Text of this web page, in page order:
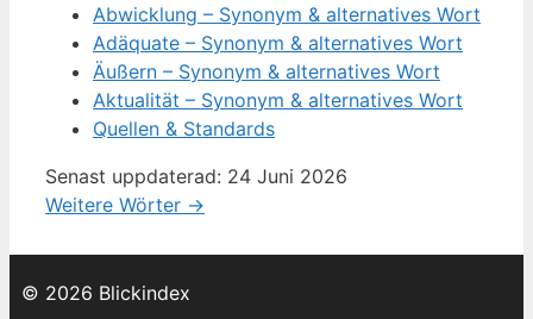
Abwicklung – Synonym & alternatives Wort
Adäquate – Synonym & alternatives Wort
Äußern – Synonym & alternatives Wort
Aktualität – Synonym & alternatives Wort
Quellen & Standards
Senast uppdaterad: 24 Juni 2026
Weitere Wörter →
© 2026 Blickindex